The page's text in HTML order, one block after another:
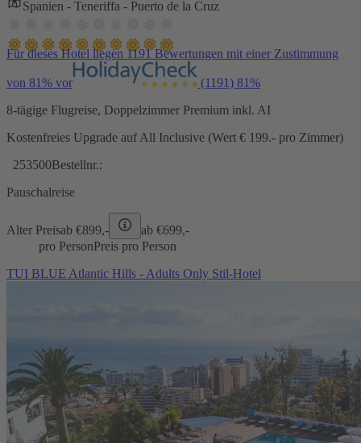
Spanien - Teneriffa - Puerto de la Cruz
Für dieses Hotel liegen 1191 Bewertungen mit einer Zustimmung
von 81% vor (1191) 81%
8-tägige Flugreise, Doppelzimmer Premium inkl. AI
Kostenfreies Upgrade auf All Inclusive (Wert € 199.- pro Zimmer)
253500Bestellnr.:
Pauschalreise
Alter Preisab €899,- ab €699,-
pro PersonPreis pro Person
TUI BLUE Atlantic Hills - Adults Only Stil-Hotel